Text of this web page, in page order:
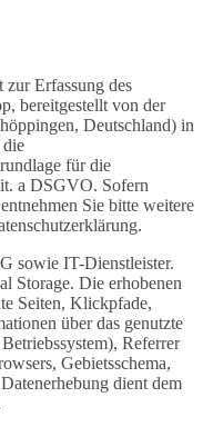
Erfassung des
bereitgestellt von der
Deutschland) in
die
für die
a DSGVO. Sofern
Sie bitte weitere
sowie IT-Dienstleister.
Storage. Die erhobenen
Seiten, Klickpfade,
über das genutzte
Referrer
Gebietsschema,
dient dem